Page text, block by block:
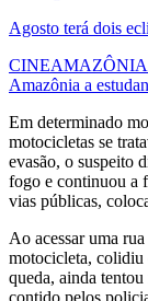
Agosto terá dois
CINEAMAZÔNIA
Amazônia a
Em determinado
motocicletas se
evasão, o suspeito
fogo e continuou a
vias públicas,
Ao acessar uma
motocicleta, colidiu
queda, ainda
contido pelos